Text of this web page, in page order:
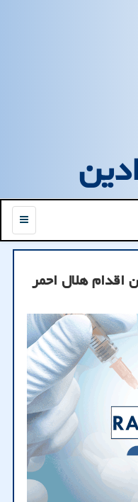
منو
اقدام هلال احمر